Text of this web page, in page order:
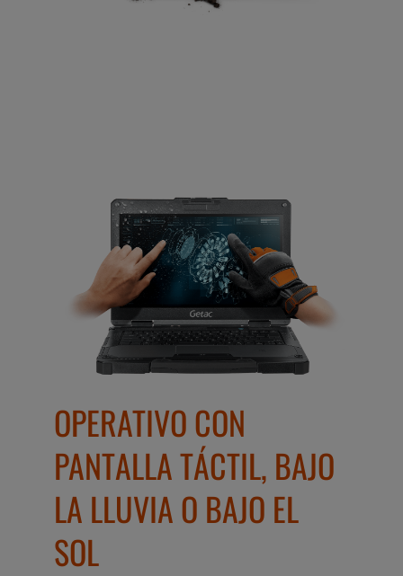
OPERATIVO CON
PANTALLA TÁCTIL, BAJO
LA LLUVIA O BAJO EL
SOL